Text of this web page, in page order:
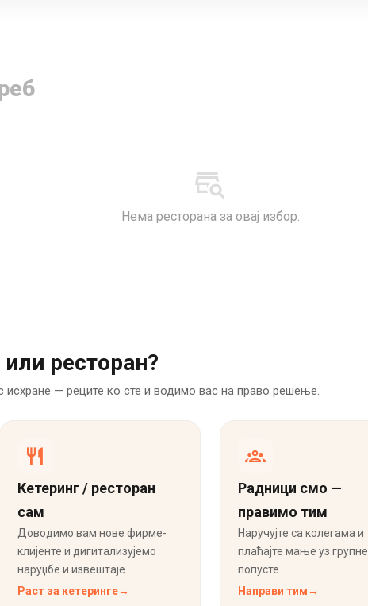
Нема ресторана за овај избор.
ресторан?
исхране — реците ко сте и водимо вас на право решење.
Кетеринг / ресторан
сам
Доводимо вам нове фирме-
клијенте и дигитализујемо
наруџбе и извештаје.
Раст за кетеринге→
Радници смо —
правимо тим
Наручујте са колегама и
плаћајте мање уз групне
попусте.
Направи тим→